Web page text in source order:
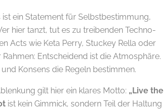
ist ein Statement für Selbstbestimmung,
hier tanzt, tut es zu treibenden Techno-
Acts wie Keta Perry, Stuckey Rella oder
Entscheidend ist die Atmosphäre.
Konsens die Regeln bestimmen.
gilt hier ein klares Motto: „Live the
ist kein Gimmick, sondern Teil der Haltung